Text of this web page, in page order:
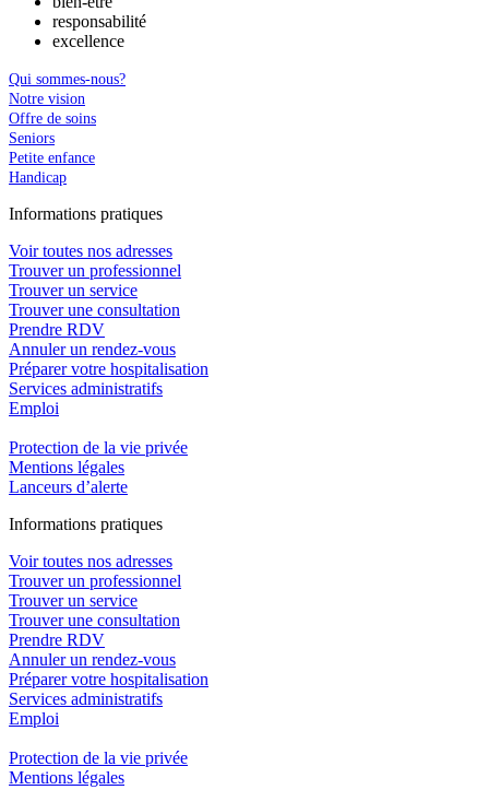
responsabilité
excellence
Qui sommes-nous?
Notre vision
Offre de soins
Seniors
Petite enfance
Handicap
Informations pratiques
Voir toutes nos adresses
Trouver un professionnel
Trouver un service
Trouver une consultation
Prendre RDV
Annuler un rendez-vous
Préparer votre hospitalisation
Services administratifs
Emploi​
Protection de la vie privée
Mentions légales
Lanceurs d’alerte
Informations pratiques
Voir toutes nos adresses
Trouver un professionnel
Trouver un service
Trouver une consultation
Prendre RDV
Annuler un rendez-vous
Préparer votre hospitalisation
Services administratifs
Emploi​
Protection de la vie privée
Mentions légales